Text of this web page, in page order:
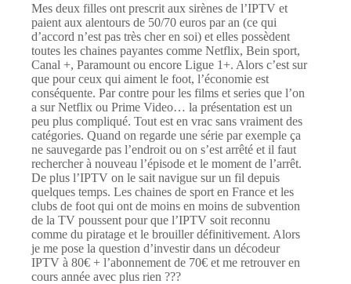
Mes deux filles ont prescrit aux sirènes de l’IPTV et
paient aux alentours de 50/70 euros par an (ce qui
d’accord n’est pas très cher en soi) et elles possèdent
toutes les chaines payantes comme Netflix, Bein sport,
Canal +, Paramount ou encore Ligue 1+. Alors c’est sur
que pour ceux qui aiment le foot, l’économie est
conséquente. Par contre pour les films et series que l’on
a sur Netflix ou Prime Video… la présentation est un
peu plus compliqué. Tout est en vrac sans vraiment des
catégories. Quand on regarde une série par exemple ça
ne sauvegarde pas l’endroit ou on s’est arrêté et il faut
rechercher à nouveau l’épisode et le moment de l’arrêt.
De plus l’IPTV on le sait navigue sur un fil depuis
quelques temps. Les chaines de sport en France et les
clubs de foot qui ont de moins en moins de subvention
de la TV poussent pour que l’IPTV soit reconnu
comme du piratage et le brouiller définitivement. Alors
je me pose la question d’investir dans un décodeur
IPTV à 80€ + l’abonnement de 70€ et me retrouver en
cours année avec plus rien ???